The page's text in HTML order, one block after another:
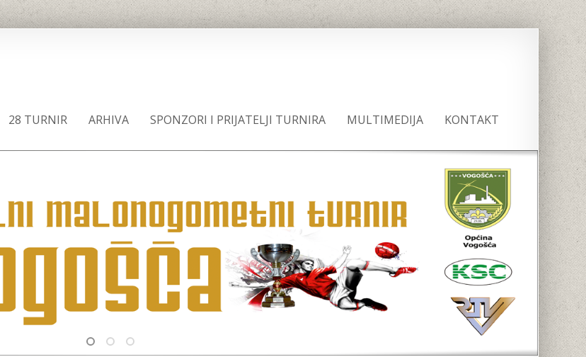
28 TURNIR ARHIVA SPONZORI I PRIJATELJI TURNIRA MULTIMEDIJA KONTAKT